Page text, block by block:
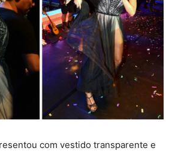
com vestido transparente e